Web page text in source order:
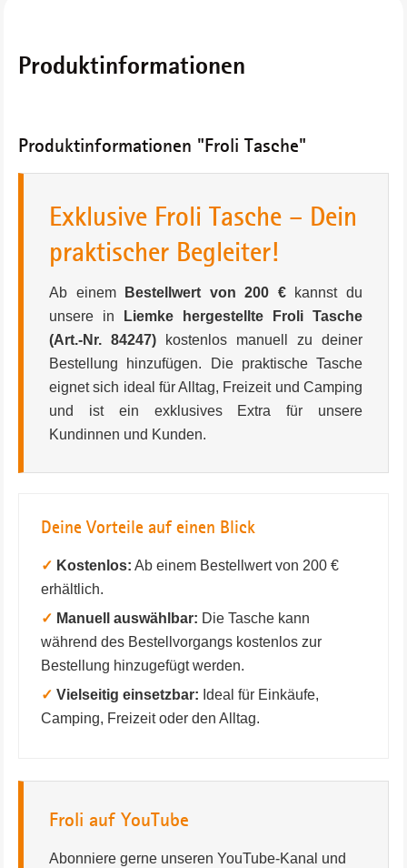
Produktinformationen
Produktinformationen "Froli Tasche"
Exklusive Froli Tasche – Dein
praktischer Begleiter!
Ab einem Bestellwert von 200 €kannst du
unsere in
Liemke hergestellte Froli Tasche
(Art.-Nr. 84247) kostenlos manuell zu deiner
Bestellung hinzufügen. Die praktische Tasche
eignet sich ideal für Alltag, Freizeit und Camping
und ist ein exklusives Extra für unsere
Kundinnen und Kunden.
Deine Vorteile auf einen Blick
✓ Kostenlos: Ab einem Bestellwert von 200 €
erhältlich.
✓ Manuell auswählbar: Die Tasche kann
während des Bestellvorgangs kostenlos zur
Bestellung hinzugefügt werden.
✓ Vielseitig einsetzbar: Ideal für Einkäufe,
Camping, Freizeit oder den Alltag.
Froli auf YouTube
Abonniere gerne unseren YouTube-Kanal und